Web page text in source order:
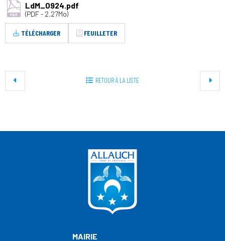
LdM_0924.pdf
(PDF - 2.27Mo)
TÉLÉCHARGER FEUILLETER
RETOUR À LA LISTE
MAIRIE